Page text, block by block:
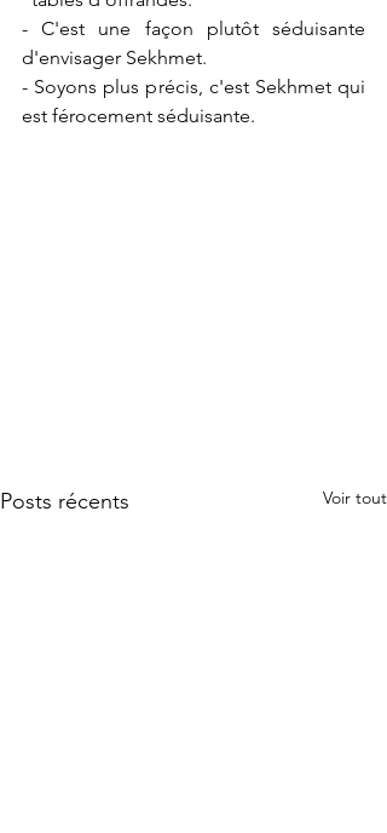
- C'est une façon plutôt séduisante
d'envisager Sekhmet.
- Soyons plus précis, c'est Sekhmet qui
est férocement séduisante.
Posts récents Voir tout